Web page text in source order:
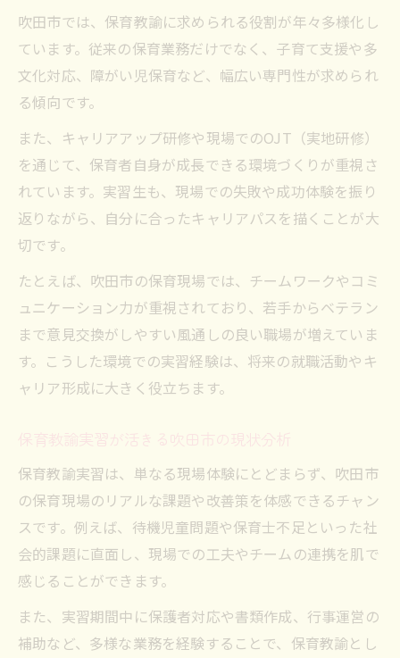
吹田市では、保育教諭に求められる役割が年々多様化し
ています。従来の保育業務だけでなく、子育て支援や多
文化対応、障がい児保育など、幅広い専門性が求められ
る傾向です。
また、キャリアアップ研修や現場でのOJT（実地研修）
を通じて、保育者自身が成長できる環境づくりが重視さ
れています。実習生も、現場での失敗や成功体験を振り
返りながら、自分に合ったキャリアパスを描くことが大
切です。
たとえば、吹田市の保育現場では、チームワークやコミ
ュニケーション力が重視されており、若手からベテラン
まで意見交換がしやすい風通しの良い職場が増えていま
す。こうした環境での実習経験は、将来の就職活動やキ
ャリア形成に大きく役立ちます。
保育教諭実習が活きる吹田市の現状分析
保育教諭実習は、単なる現場体験にとどまらず、吹田市
の保育現場のリアルな課題や改善策を体感できるチャン
スです。例えば、待機児童問題や保育士不足といった社
会的課題に直面し、現場での工夫やチームの連携を肌で
感じることができます。
また、実習期間中に保護者対応や書類作成、行事運営の
補助など、多様な業務を経験することで、保育教諭とし